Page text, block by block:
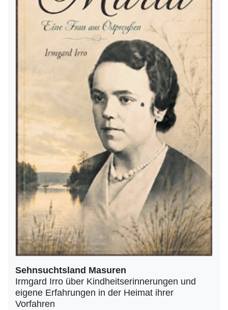
Sehnsuchtsland Masuren
Irmgard Irro über Kindheitserinnerungen und
eigene Erfahrungen in der Heimat ihrer
Vorfahren